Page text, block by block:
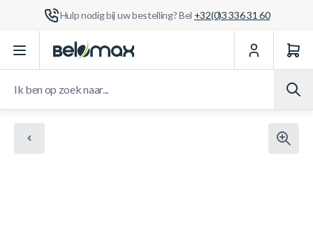
Hulp nodig bij uw bestelling? Bel +32(0)3 336 31 60
Ga naar de inhoud